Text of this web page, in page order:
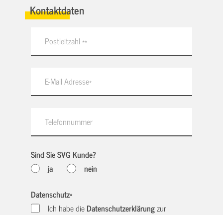
Kontaktdaten
Sind Sie SVG Kunde?
ja
nein
Datenschutz*
Ich habe dieDatenschutzerklärungzur